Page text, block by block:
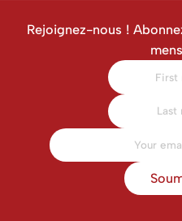
Rejoignez-nous !